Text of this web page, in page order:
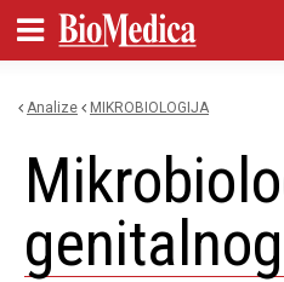
content
Analize MIKROBIOLOGIJA
mikrobiologija